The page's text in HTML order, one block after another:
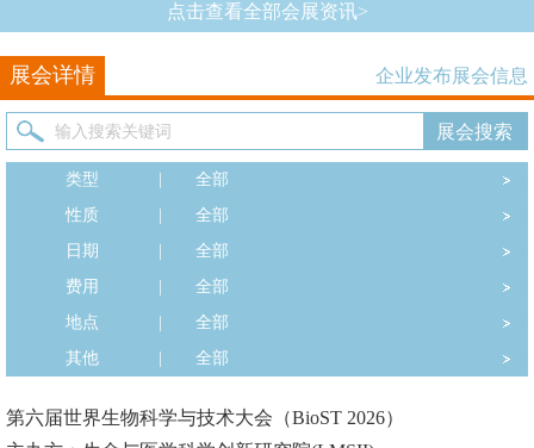
点击查看全部会展资讯>
展会详情 企业发布展会信息
类型
全部
性质
全部
日期
全部
费用
全部
地点
全部
其他
全部
第六届世界生物科学与技术大会（BioST 2026）